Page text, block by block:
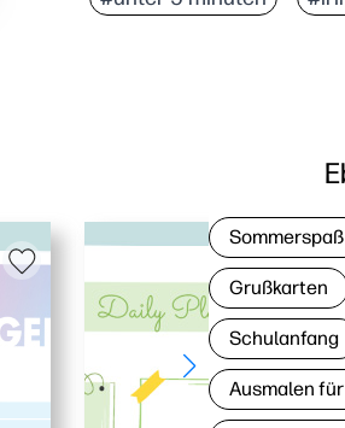
Sie erhalten eine leere
Sommerspaß
Grußkarten
Schulanfang
Ausmalen